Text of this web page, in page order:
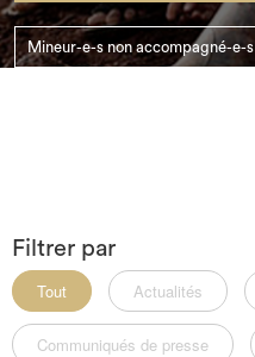
Mineur-e-s non accompagné-e-s
Filtrer par
Tout Actualités
Communiqués de presse